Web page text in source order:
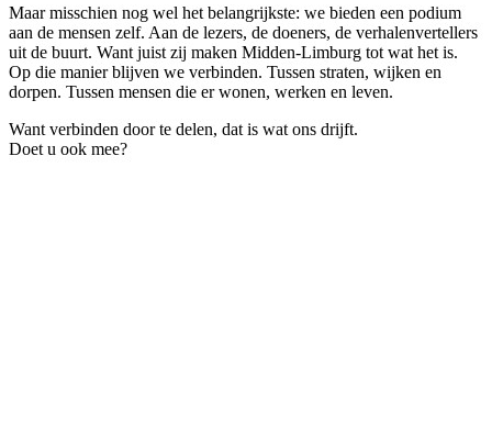
Maar misschien nog wel het belangrijkste: we bieden een podium
aan de mensen zelf. Aan de lezers, de doeners, de verhalenvertellers
uit de buurt. Want juist zij maken Midden-Limburg tot wat het is.
Op die manier blijven we verbinden. Tussen straten, wijken en
dorpen. Tussen mensen die er wonen, werken en leven.
Want verbinden door te delen, dat is wat ons drijft.
Doet u ook mee?